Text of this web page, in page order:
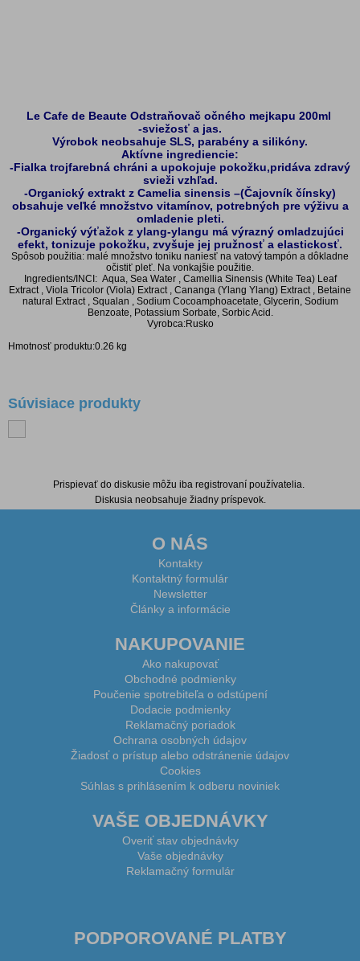
Le Cafe de Beaute Odstraňovač očného mejkapu 200ml
-sviežosť a jas.
Výrobok neobsahuje SLS, parabény a silikóny.
Aktívne ingrediencie:
-Fialka trojfarebná chráni a upokojuje pokožku,pridáva zdravý
svieži vzhľad.
-Organický extrakt z Camelia sinensis –(Čajovník čínsky)
obsahuje veľké množstvo vitamínov, potrebných pre výživu a
omladenie pleti.
-Organický výťažok z ylang-ylangu má výrazný omladzujúci
efekt, tonizuje pokožku, zvyšuje jej pružnosť a elastickosť.
Spôsob použitia: malé množstvo toniku naniesť na vatový tampón a dôkladne
očistiť pleť. Na vonkajšie použitie.
Ingredients/INCI: Aqua, Sea Water , Camellia Sinensis (White Tea) Leaf
Extract , Viola Tricolor (Viola) Extract , Cananga (Ylang Ylang) Extract , Betaine
natural Extract , Squalan , Sodium Cocoamphoacetate, Glycerin, Sodium
Benzoate, Potassium Sorbate, Sorbic Acid.
Vyrobca:Rusko
Hmotnosť produktu:0.26 kg
Súvisiace produkty
Prispievať do diskusie môžu iba registrovaní používatelia.
Diskusia neobsahuje žiadny príspevok.
O NÁS
Kontakty
Kontaktný formulár
Newsletter
Články a informácie
NAKUPOVANIE
Ako nakupovať
Obchodné podmienky
Poučenie spotrebiteľa o odstúpení
Dodacie podmienky
Reklamačný poriadok
Ochrana osobných údajov
Žiadosť o prístup alebo odstránenie údajov
Cookies
Súhlas s prihlásením k odberu noviniek
VAŠE OBJEDNÁVKY
Overiť stav objednávky
Vaše objednávky
Reklamačný formulár
PODPOROVANÉ PLATBY